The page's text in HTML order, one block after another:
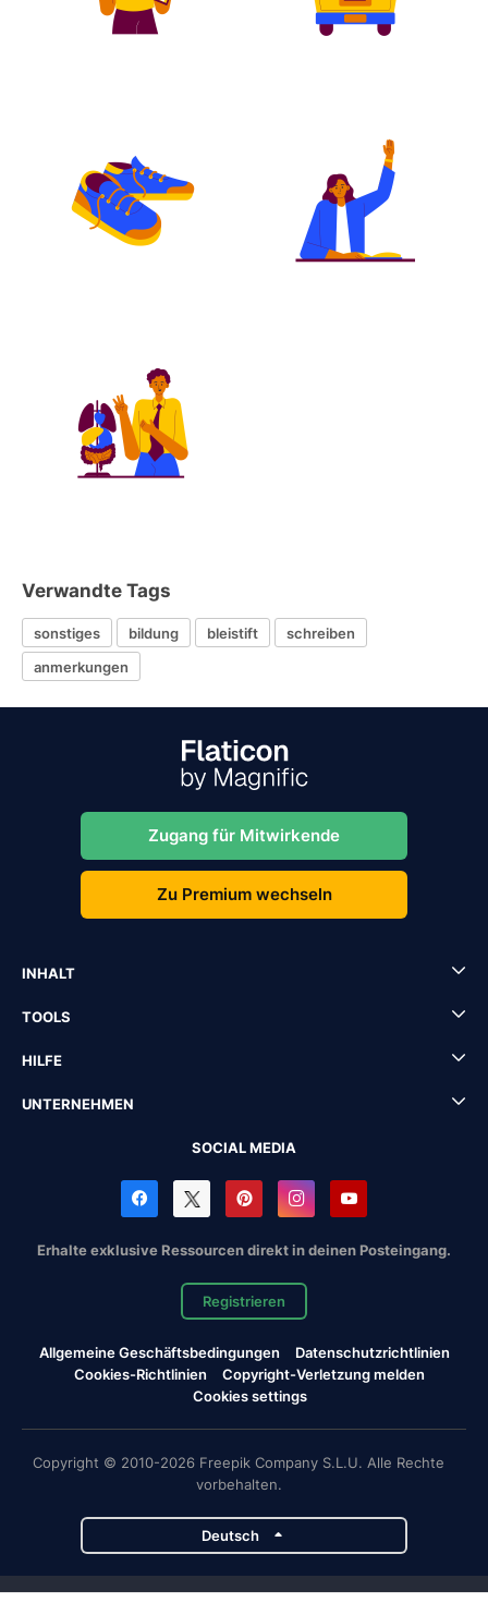
Verwandte Tags
sonstiges bildung bleistift
schreiben
anmerkungen
Zugang für Mitwirkende
Zu Premium wechseln
INHALT
TOOLS
HILFE
UNTERNEHMEN
SOCIAL MEDIA
Erhalte exklusive Ressourcen direkt in deinen Posteingang.
Registrieren
Allgemeine Geschäftsbedingungen
Datenschutzrichtlinien
Cookies-Richtlinien
Copyright-Verletzung melden
Cookies settings
Copyright © 2010-2026 Freepik Company S.L.U. Alle Rechte
vorbehalten.
Deutsch